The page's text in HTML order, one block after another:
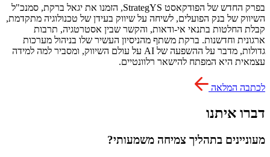
בפרק החדש של הפודקאסט StrategYS, הזמנו את יגאל ברקת, סמנכ"ל
השיווק של בנק הפועלים, לשיחה על שיווק בעידן של טכנולוגיה מתקדמת,
קבלת החלטות בתנאי אי-ודאות, והקשר שבין אסטרטגיה, תרבות
ארגונית וחדשנות. ברקת משתף מהניסיון העשיר שלו בניהול מערכות
גדולות, מדבר על ההשפעה של AI על עולם השיווק, ומסביר למה למידה
עצמאית היא המפתח להישאר רלוונטיים.
לכתבה המלאה
דברו איתנו
מעוניינים בתהליך צמיחה משמעותי?